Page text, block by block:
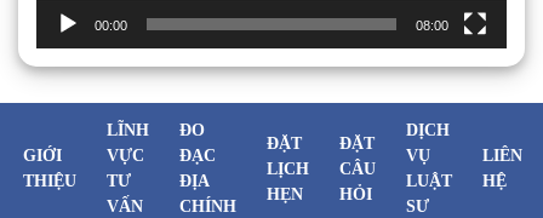
00:00 08:00
GIỚI
THIỆU
LĨNH
VỰC
TƯ
VẤN
ĐO
ĐẠC
ĐỊA
CHÍNH
ĐẶT
LỊCH
HẸN
ĐẶT
CÂU
HỎI
DỊCH
VỤ
LUẬT
SƯ
LIÊN
HỆ